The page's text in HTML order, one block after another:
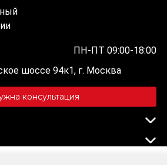
ПН-ПТ 09:00-18:00
шоссе 94к1, г. Москва
консультация